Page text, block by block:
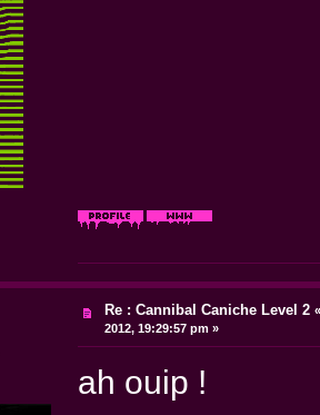
Re : Cannibal Caniche Level 2
2012, 19:29:57 pm »
ah ouip !